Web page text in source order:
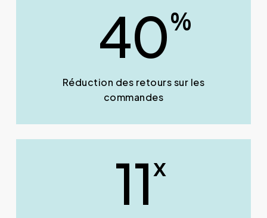
40%
Réduction des retours sur les
commandes
11x